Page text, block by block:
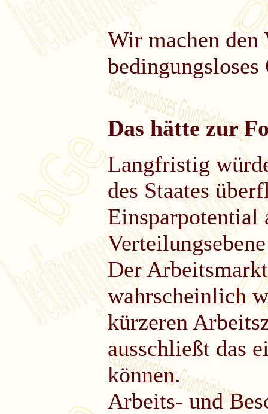
Wir machen den
Das hätte zur
Langfristig
des Staates
Einsparpotential
Der
wahrscheinlich
kürzeren
ausschließt das
können.
Arbeits- und